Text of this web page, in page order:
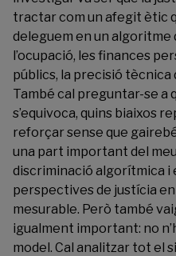
tractar com un afegit ètic
deleguem en un algoritme
l’ocupació, les finances
públics, la precisió tècnica
També cal preguntar-se a
s’equivoca, quins biaixos
reforçar sense que
una part important del
discriminació algorítmica
perspectives de justícia
mesurable. Però també
igualment important: no
model. Cal analitzar tot el